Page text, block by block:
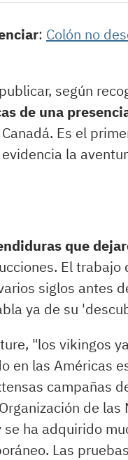
: Colón no
según
de una
Es el
la
que
El
siglos antes
ya de su
"los vikingos
en las Américas
campañas
de
ha adquirido
. Las